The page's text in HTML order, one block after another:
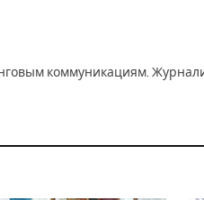
коммуникациям.